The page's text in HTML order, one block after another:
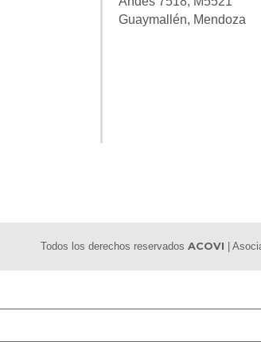
Guaymallén, Mendoza
Todos los derechos reservados ACOVI |